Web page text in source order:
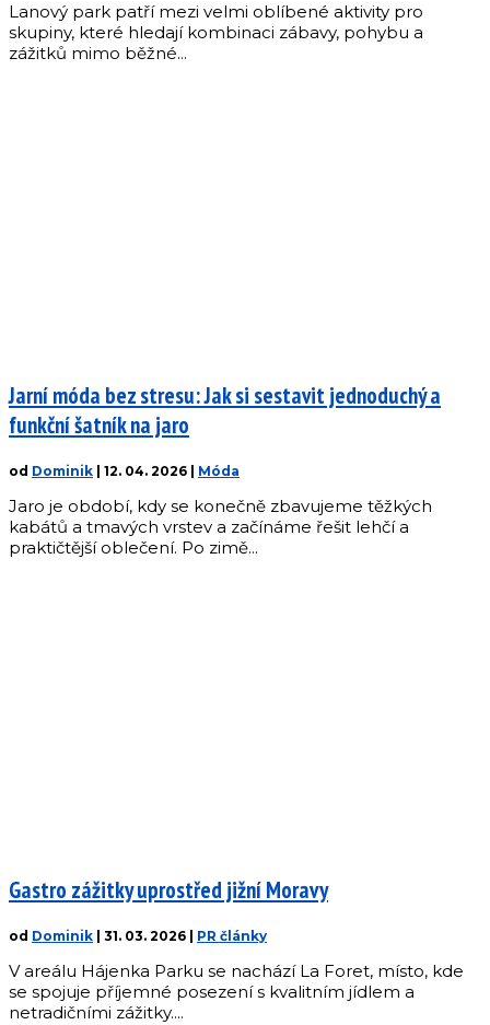
Lanový park patří mezi velmi oblíbené aktivity pro
skupiny, které hledají kombinaci zábavy, pohybu a
zážitků mimo běžné...
Jarní móda bez stresu: Jak si sestavit jednoduchý a
funkční šatník na jaro
od Dominik 12. 04. 2026 Móda
Jaro je období, kdy se konečně zbavujeme těžkých
kabátů a tmavých vrstev a začínáme řešit lehčí a
praktičtější oblečení. Po zimě...
Gastro zážitky uprostřed jižní Moravy
od Dominik 31. 03. 2026 PR články
V areálu Hájenka Parku se nachází La Foret, místo, kde
se spojuje příjemné posezení s kvalitním jídlem a
netradičními zážitky....